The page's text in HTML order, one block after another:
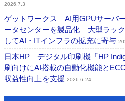
2026.7.3
ゲットワークス AI用GPUサーバ
ータセンターを製品化 大型ラッ
してAI・ITインフラの拡充に寄与
日本HP デジタル印刷機「HP
刷向けにAI搭載の自動化機能と
収益性向上を支援 2026.6.24